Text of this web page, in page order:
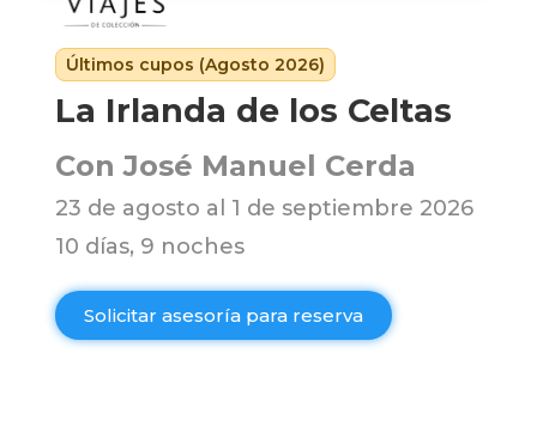
Últimos cupos (Agosto 2026)
La Irlanda de los Celtas
Con José Manuel Cerda
23 de agosto al 1 de septiembre 2026
10 días, 9 noches
Solicitar asesoría para reserva